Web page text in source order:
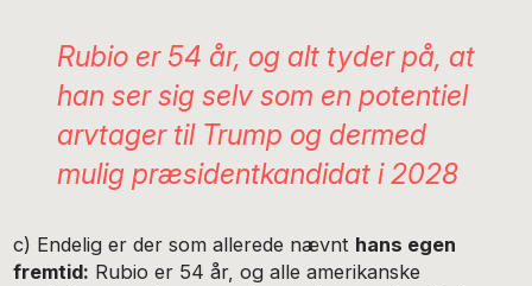
Rubio er 54 år, og alt tyder på, at
han ser sig selv som en potentiel
arvtager til Trump og dermed
mulig præsidentkandidat i 2028
c) Endelig er der som allerede nævnt hans egen
fremtid: Rubio er 54 år, og alle amerikanske